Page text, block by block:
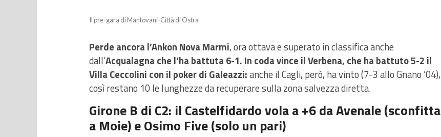
Il pre-gara di Mantovani-Città di Ostra
Perde ancora l’Ankon Nova Marmi, ora ottava e superato in classifica anche
dall’Acqualagna che l’ha battuta 6-1. In coda vince il Verbena, che ha battuto 5-2 il
Villa Ceccolini con il poker di Galeazzi:anche il Cagli, però, ha vinto (7-3 allo Gnano ’04),
così restano 10 le lunghezze da recuperare sulla zona salvezza diretta.
Girone B di C2: il Castelfidardo vola a +6 da Avenale (sconfitta
a Moie) e Osimo Five (solo un pari)